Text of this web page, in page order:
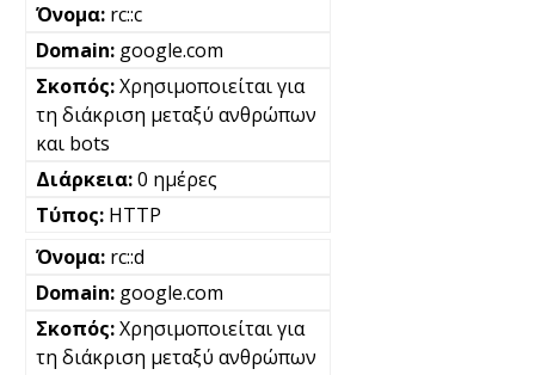
rc::c
google.com
Χρησιμοποιείται για
τη διάκριση μεταξύ ανθρώπων
και bots
0 ημέρες
HTTP
rc::d
google.com
Χρησιμοποιείται για
τη διάκριση μεταξύ ανθρώπων